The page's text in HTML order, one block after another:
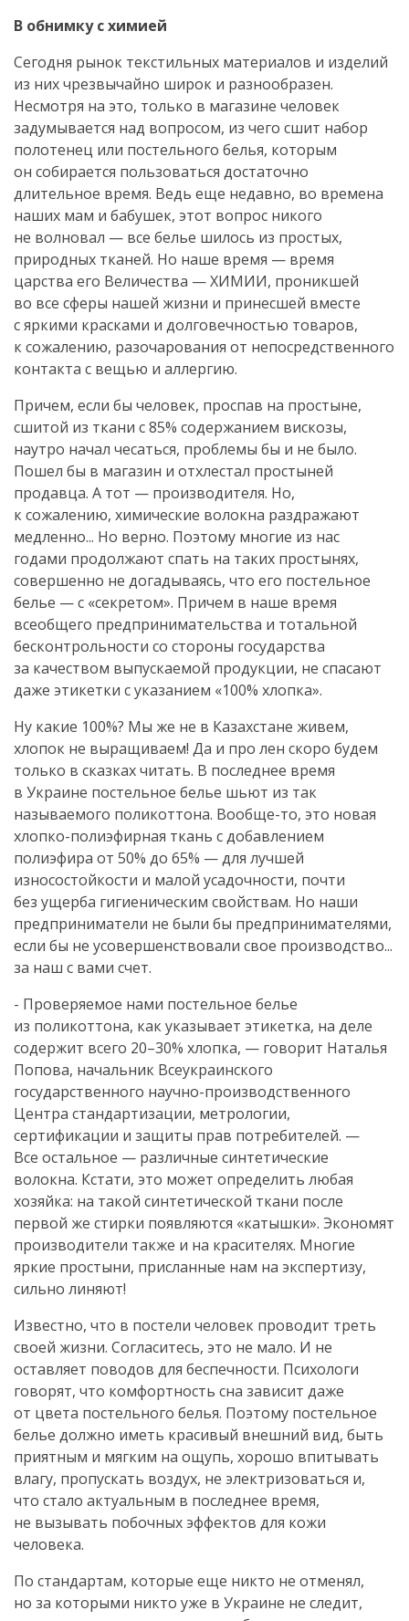
В обнимку с химией
Сегодня рынок текстильных материалов и изделий
из них чрезвычайно широк и разнообразен.
Несмотря на это, только в магазине человек
задумывается над вопросом, из чего сшит набор
полотенец или постельного белья, которым
он собирается пользоваться достаточно
длительное время. Ведь еще недавно, во времена
наших мам и бабушек, этот вопрос никого
не волновал — все белье шилось из простых,
природных тканей. Но наше время — время
царства его Величества — ХИМИИ, проникшей
во все сферы нашей жизни и принесшей вместе
с яркими красками и долговечностью товаров,
к сожалению, разочарования от непосредственного
контакта с вещью и аллергию.
Причем, если бы человек, проспав на простыне,
сшитой из ткани с 85% содержанием вискозы,
наутро начал чесаться, проблемы бы и не было.
Пошел бы в магазин и отхлестал простыней
продавца. А тот — производителя. Но,
к сожалению, химические волокна раздражают
медленно... Но верно. Поэтому многие из нас
годами продолжают спать на таких простынях,
совершенно не догадываясь, что его постельное
белье — с «секретом». Причем в наше время
всеобщего предпринимательства и тотальной
бесконтрольности со стороны государства
за качеством выпускаемой продукции, не спасают
даже этикетки с указанием «100% хлопка».
Ну какие 100%? Мы же не в Казахстане живем,
хлопок не выращиваем! Да и про лен скоро будем
только в сказках читать. В последнее время
в Украине постельное белье шьют из так
называемого поликоттона. Вообще-то, это новая
хлопко-полиэфирная ткань с добавлением
полиэфира от 50% до 65% — для лучшей
износостойкости и малой усадочности, почти
без ущерба гигиеническим свойствам. Но наши
предприниматели не были бы предпринимателями,
если бы не усовершенствовали свое производство...
за наш с вами счет.
- Проверяемое нами постельное белье
из поликоттона, как указывает этикетка, на деле
содержит всего 20–30% хлопка, — говорит Наталья
Попова, начальник Всеукраинского
государственного научно-производственного
Центра стандартизации, метрологии,
сертификации и защиты прав потребителей. —
Все остальное — различные синтетические
волокна. Кстати, это может определить любая
хозяйка: на такой синтетической ткани после
первой же стирки появляются «катышки». Экономят
производители также и на красителях. Многие
яркие простыни, присланные нам на экспертизу,
сильно линяют!
Известно, что в постели человек проводит треть
своей жизни. Согласитесь, это не мало. И не
оставляет поводов для беспечности. Психологи
говорят, что комфортность сна зависит даже
от цвета постельного белья. Поэтому постельное
белье должно иметь красивый внешний вид, быть
приятным и мягким на ощупь, хорошо впитывать
влагу, пропускать воздух, не электризоваться и,
что стало актуальным в последнее время,
не вызывать побочных эффектов для кожи
человека.
По стандартам, которые еще никто не отменял,
но за которыми никто уже в Украине не следит,